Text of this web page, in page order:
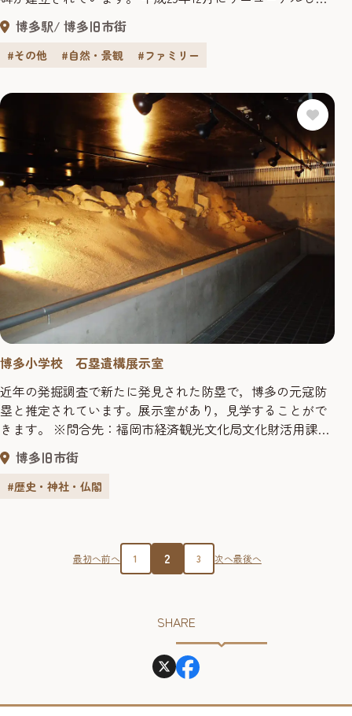
博多部の新たなゲートとなりました。 公園には、観光バス
6台分の乗降場が整備されています。
博多駅 博多旧市街
#その他 #自然・景観 #ファミリー
博多小学校 石塁遺構展示室
近年の発掘調査で新たに発見された防塁で，博多の元寇防
塁と推定されています。展示室があり，見学することがで
きます。 ※問合先：福岡市経済観光文化局文化財活用課
092-711-4666
博多旧市街
#歴史・神社・仏閣
最初へ前へ 1 2 3 次へ最後へ
SHARE